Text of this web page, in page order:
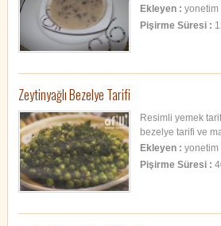
bir içerik olup
Ekleyen : yonetim
Pişirme Süresi :
Zeytinyağlı Bezelye Tarifi
Resimli yemek
bezelye tarifi ve
Ekleyen : yonetim
Pişirme Süresi :